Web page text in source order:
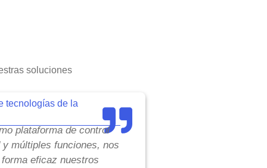
soluciones
tecnologías de la
plataforma de control
múltiples funciones, nos
eficaz nuestros